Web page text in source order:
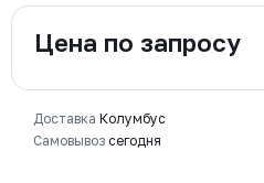
Цена по запросу
Доставка Колумбус
Самовывоз сегодня